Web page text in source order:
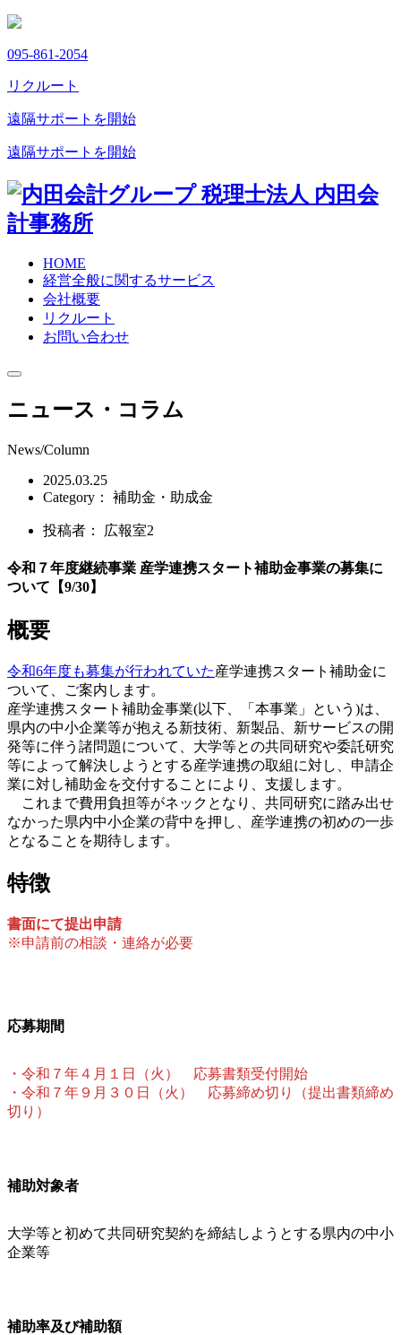
095-861-2054
リクルート
遠隔サポートを開始
遠隔サポートを開始
HOME
経営全般に関するサービス
会社概要
リクルート
お問い合わせ
ニュース・コラム
News/Column
2025.03.25
Category：
補助金・助成金
投稿者： 広報室2
令和７年度継続事業 産学連携スタート補助金事業の募集に
ついて【9/30】
概要
令和6年度も募集が行われていた産学連携スタート補助金に
ついて、ご案内します。
産学連携スタート補助金事業(以下、「本事業」という)は、
県内の中小企業等が抱える新技術、新製品、新サービスの開
発等に伴う諸問題について、大学等との共同研究や委託研究
等によって解決しようとする産学連携の取組に対し、申請企
業に対し補助金を交付することにより、支援します。
これまで費用負担等がネックとなり、共同研究に踏み出せ
なかった県内中小企業の背中を押し、産学連携の初めの一歩
となることを期待します。
特徴
書面にて提出申請
※申請前の相談・連絡が必要
応募期間
・令和７年４月１日（火） 応募書類受付開始
・令和７年９月３０日（火） 応募締め切り（提出書類締め
切り）
補助対象者
大学等と初めて共同研究契約を締結しようとする県内の中小
企業等
補助率及び補助額